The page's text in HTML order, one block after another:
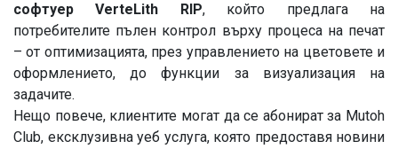
софтуер VerteLith RIP, който предлага на
потребителите пълен контрол върху процеса на печат
– от оптимизацията, през управлението на цветовете и
оформлението, до функции за визуализация на
задачите.
Нещо повече, клиентите могат да се абонират за Mutoh
Club, ексклузивна уеб услуга, която предоставя новини